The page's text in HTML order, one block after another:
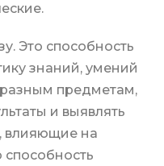
Это способность
знаний, умений
предметам,
и выявлять
влияющие на
способность